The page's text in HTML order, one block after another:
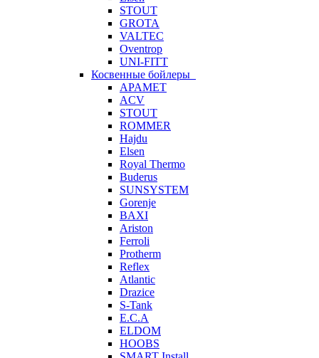
STOUT
GROTA
VALTEC
Oventrop
UNI-FITT
Косвенные бойлеры
APAMET
ACV
STOUT
ROMMER
Hajdu
Elsen
Royal Thermo
Buderus
SUNSYSTEM
Gorenje
BAXI
Ariston
Ferroli
Protherm
Reflex
Atlantic
Drazice
S-Tank
E.C.A
ELDOM
HOOBS